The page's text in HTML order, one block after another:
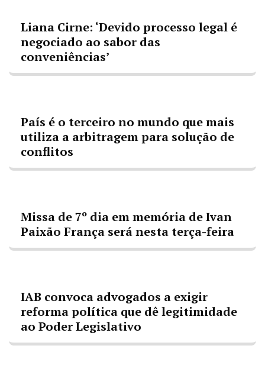
Liana Cirne: ‘Devido processo legal é
negociado ao sabor das
conveniências’
País é o terceiro no mundo que mais
utiliza a arbitragem para solução de
conflitos
Missa de 7º dia em memória de Ivan
Paixão França será nesta terça-feira
IAB convoca advogados a exigir
reforma política que dê legitimidade
ao Poder Legislativo